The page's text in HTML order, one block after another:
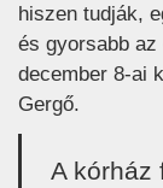
hiszen tudják,
és gyorsabb
december 8-ai
Gergő.
A kórház